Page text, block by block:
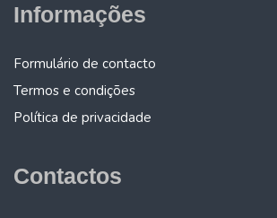
Informações
Formulário de contacto
Termos e condições
Política de privacidade
Contactos